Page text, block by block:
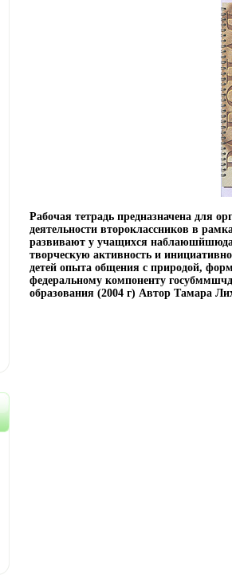
Рабочая тетрадь предназначена для
деятельности второклассников в
развивают у учащихся
творческую активность и
детей опыта общения с природой,
федеральному компоненту
образования (2004 г) Автор Тамара